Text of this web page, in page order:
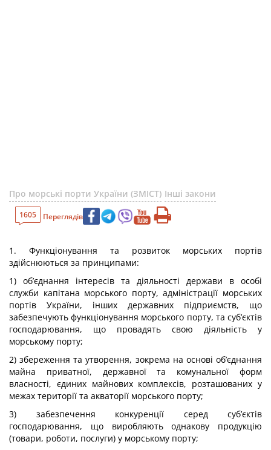
Про морські порти України (ЗМІСТ) Інші закони
1605 Переглядів
1. Функціонування та розвиток морських портів
здійснюються за принципами:
1) об’єднання інтересів та діяльності держави в особі
служби капітана морського порту, адміністрації морських
портів України, інших державних підприємств, що
забезпечують функціонування морського порту, та суб’єктів
господарювання, що провадять свою діяльність у
морському порту;
2) збереження та утворення, зокрема на основі об’єднання
майна приватної, державної та комунальної форм
власності, єдиних майнових комплексів, розташованих у
межах території та акваторії морського порту;
3) забезпечення конкуренції серед суб’єктів
господарювання, що виробляють однакову продукцію
(товари, роботи, послуги) у морському порту;